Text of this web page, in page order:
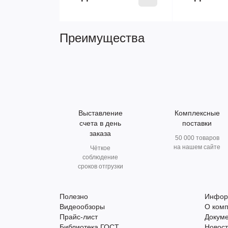
Преимущества
Выставление
счета в день
заказа
Чёткое
соблюдение
сроков отгрузки
Комплексные
поставки
50 000 товаров
на нашем сайте
Полезно
Видеообзоры
Прайс-лист
О